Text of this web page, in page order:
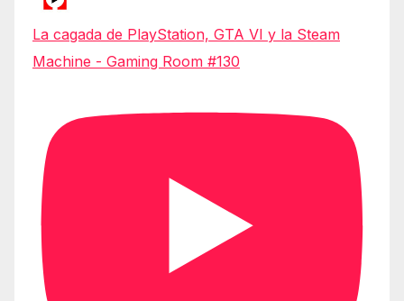
La cagada de PlayStation, GTA VI y la Steam
Machine - Gaming Room #130